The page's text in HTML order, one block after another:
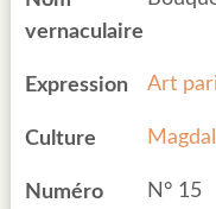
vernaculaire
Expression Art
Culture
Numéro
N° 15